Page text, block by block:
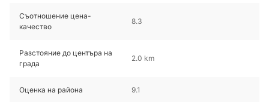
Съотношение цена-
качество
8.3
Разстояние до центъра на
града
2.0 km
Оценка на района 9.1